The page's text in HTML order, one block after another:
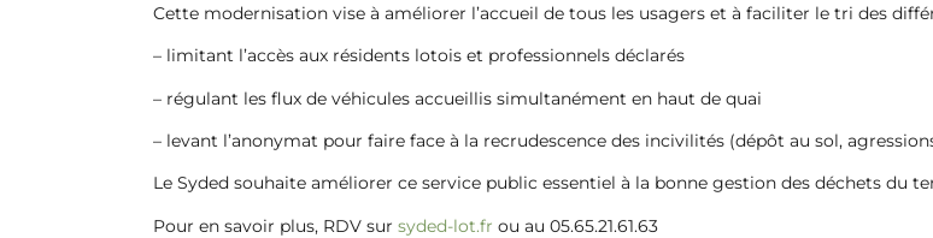
Cette modernisation vise à améliorer l’accueil de tous les usagers et à faciliter le tri des
– limitant l’accès aux résidents lotois et professionnels déclarés
– régulant les flux de véhicules accueillis simultanément en haut de quai
– levant l’anonymat pour faire face à la recrudescence des incivilités (dépôt au sol,
Le Syded souhaite améliorer ce service public essentiel à la bonne gestion des déchets du
Pour en savoir plus, RDV sursyded-lot.fr ou au 05.65.21.61.63